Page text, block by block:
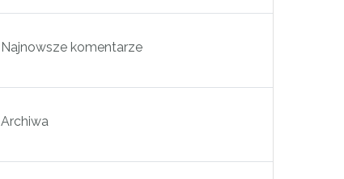
Najnowsze komentarze
Archiwa